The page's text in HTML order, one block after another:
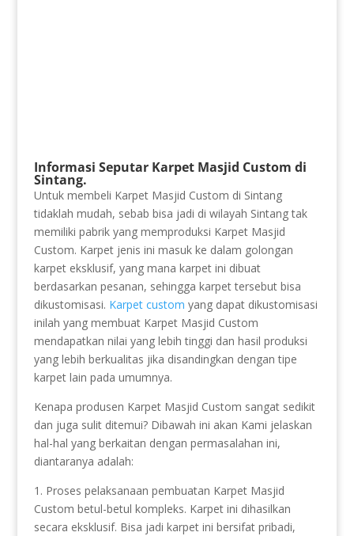
Informasi Seputar Karpet Masjid Custom di
Sintang.
Untuk membeli Karpet Masjid Custom di Sintang
tidaklah mudah, sebab bisa jadi di wilayah Sintang tak
memiliki pabrik yang memproduksi Karpet Masjid
Custom. Karpet jenis ini masuk ke dalam golongan
karpet eksklusif, yang mana karpet ini dibuat
berdasarkan pesanan, sehingga karpet tersebut bisa
dikustomisasi. Karpet custom yang dapat dikustomisasi
inilah yang membuat Karpet Masjid Custom
mendapatkan nilai yang lebih tinggi dan hasil produksi
yang lebih berkualitas jika disandingkan dengan tipe
karpet lain pada umumnya.
Kenapa produsen Karpet Masjid Custom sangat sedikit
dan juga sulit ditemui? Dibawah ini akan Kami jelaskan
hal-hal yang berkaitan dengan permasalahan ini,
diantaranya adalah:
1. Proses pelaksanaan pembuatan Karpet Masjid
Custom betul-betul kompleks. Karpet ini dihasilkan
secara eksklusif. Bisa jadi karpet ini bersifat pribadi,